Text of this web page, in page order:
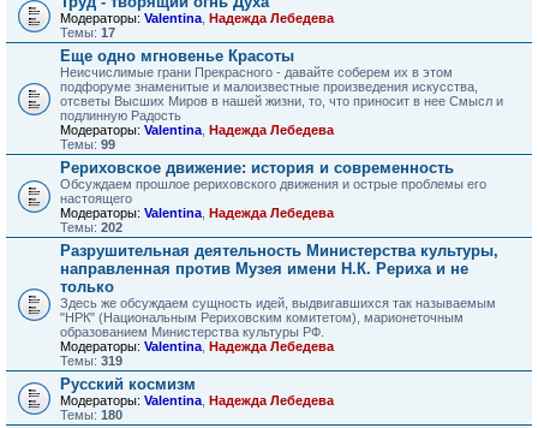
Модераторы: Valentina Надежда Лебедева
Темы: 17
Еще одно мгновенье Красоты
Неисчислимые грани Прекрасного - давайте соберем их в этом
подфоруме знаменитые и малоизвестные произведения искусства,
отсветы Высших Миров в нашей жизни, то, что приносит в нее Смысл и
подлинную Радость
Модераторы: Valentina Надежда Лебедева
Темы: 99
Рериховское движение: история и современность
Обсуждаем прошлое рериховского движения и острые проблемы его
настоящего
Модераторы: Valentina Надежда Лебедева
Темы: 202
Разрушительная деятельность Министерства культуры,
направленная против Музея имени Н.К. Рериха и не
только
Здесь же обсуждаем сущность идей, выдвигавшихся так называемым
"НРК" (Национальным Рериховским комитетом), марионеточным
образованием Министерства культуры РФ.
Модераторы: Valentina Надежда Лебедева
Темы: 319
Русский космизм
Модераторы: Valentina Надежда Лебедева
Темы: 180